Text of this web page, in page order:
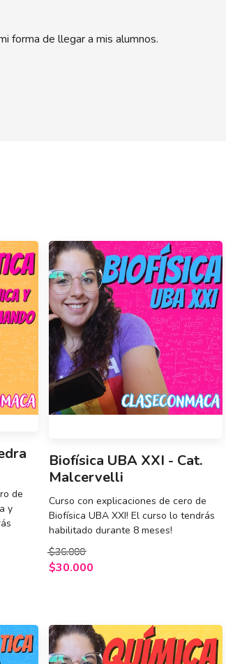
forma de llegar a mis alumnos.
de
y
Biofísica UBA XXI - Cat.
Malcervelli
Curso con explicaciones de cero de
Biofísica UBA XXI! El curso lo tendrás
habilitado durante 8 meses!
$36.000
$30.000